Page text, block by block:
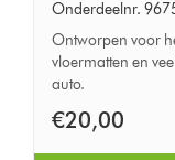
klik
te
verwijderen
borstel
voor
Onderdeelnr.
Ontworpen voor
vloermatten en
auto.
€20,00